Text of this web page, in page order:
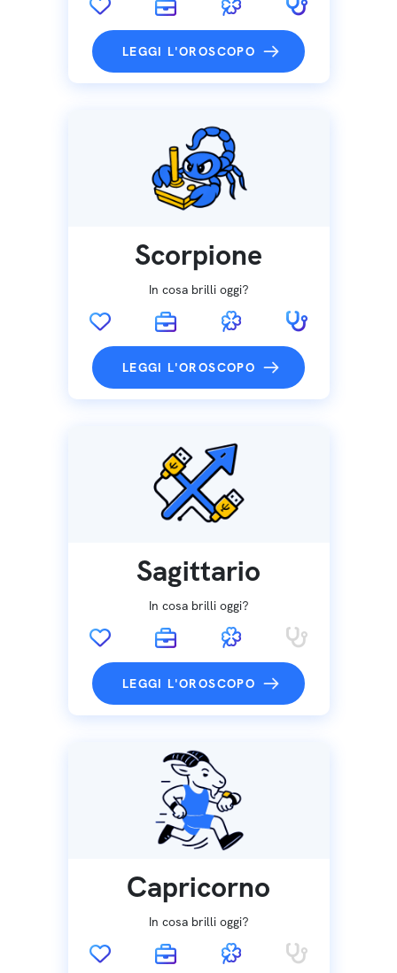
LEGGI L'OROSCOPO
Scorpione
In cosa brilli oggi?
LEGGI L'OROSCOPO
Sagittario
In cosa brilli oggi?
LEGGI L'OROSCOPO
Capricorno
In cosa brilli oggi?